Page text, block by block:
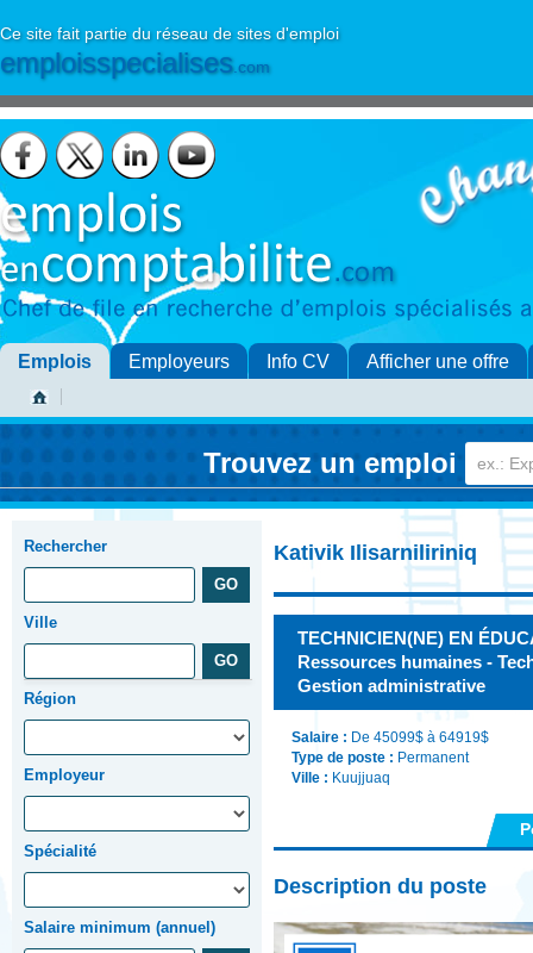
Ce site fait partie du réseau de sites d'emploi
emploisspecialises.com
Emplois Employeurs Info CV Afficher une offre
Trouvez un emploi
Rechercher
Ville
Région
Employeur
Spécialité
Salaire minimum (annuel)
Kativik Ilisarniliriniq
TECHNICIEN(NE) EN
Ressources humaines -
Gestion administrative
Salaire : De 45099$ à 64919$
Type de poste : Permanent
Ville : Kuujjuaq
Description du poste